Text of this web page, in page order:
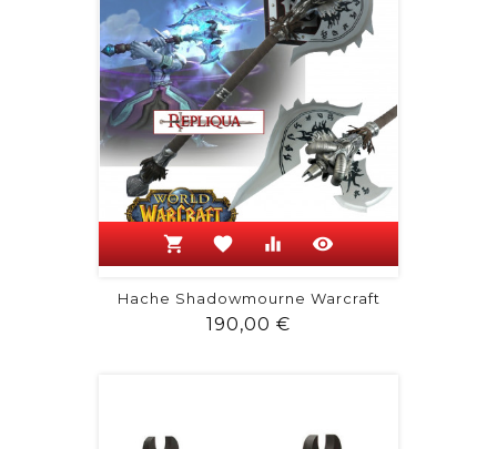
shopping_cart favorite equalizer visibility
Hache Shadowmourne Warcraft
190,00 €